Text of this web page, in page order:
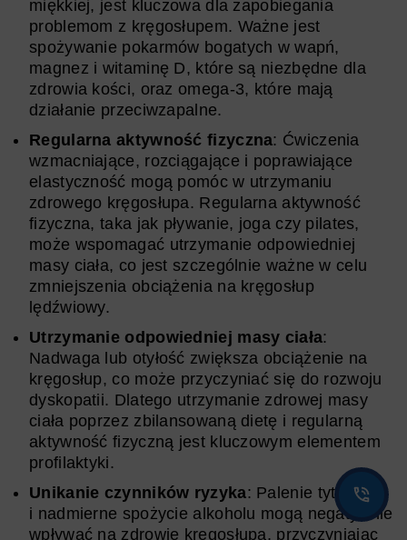
miękkiej, jest kluczowa dla zapobiegania
problemom z kręgosłupem. Ważne jest
spożywanie pokarmów bogatych w wapń,
magnez i witaminę D, które są niezbędne dla
zdrowia kości, oraz omega-3, które mają
działanie przeciwzapalne.
Regularna aktywność fizyczna: Ćwiczenia
wzmacniające, rozciągające i poprawiające
elastyczność mogą pomóc w utrzymaniu
zdrowego kręgosłupa. Regularna aktywność
fizyczna, taka jak pływanie, joga czy pilates,
może wspomagać utrzymanie odpowiedniej
masy ciała, co jest szczególnie ważne w celu
zmniejszenia obciążenia na kręgosłup
lędźwiowy.
Utrzymanie odpowiedniej masy ciała:
Nadwaga lub otyłość zwiększa obciążenie na
kręgosłup, co może przyczyniać się do rozwoju
dyskopatii. Dlatego utrzymanie zdrowej masy
ciała poprzez zbilansowaną dietę i regularną
aktywność fizyczną jest kluczowym elementem
profilaktyki.
Unikanie czynników ryzyka: Palenie tytoniu
i nadmierne spożycie alkoholu mogą negatywnie
wpływać na zdrowie kręgosłupa, przyczyniając